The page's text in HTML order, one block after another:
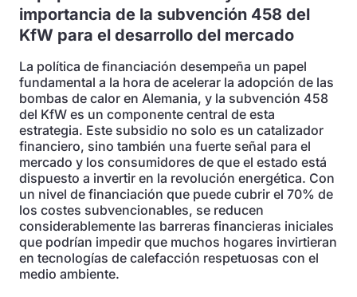
importancia de la subvención 458 del
KfW para el desarrollo del mercado
La política de financiación desempeña un papel
fundamental a la hora de acelerar la adopción de las
bombas de calor en Alemania, y la subvención 458
del KfW es un componente central de esta
estrategia. Este subsidio no solo es un catalizador
financiero, sino también una fuerte señal para el
mercado y los consumidores de que el estado está
dispuesto a invertir en la revolución energética. Con
un nivel de financiación que puede cubrir el 70% de
los costes subvencionables, se reducen
considerablemente las barreras financieras iniciales
que podrían impedir que muchos hogares invirtieran
en tecnologías de calefacción respetuosas con el
medio ambiente.